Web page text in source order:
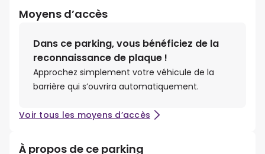
Moyens d’accès
Dans ce parking, vous bénéficiez de la
reconnaissance de plaque !
Approchez simplement votre véhicule de la
barrière qui s’ouvrira automatiquement.
Voir tous les moyens d’accès
À propos de ce parking